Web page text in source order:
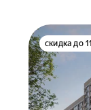
скидка до